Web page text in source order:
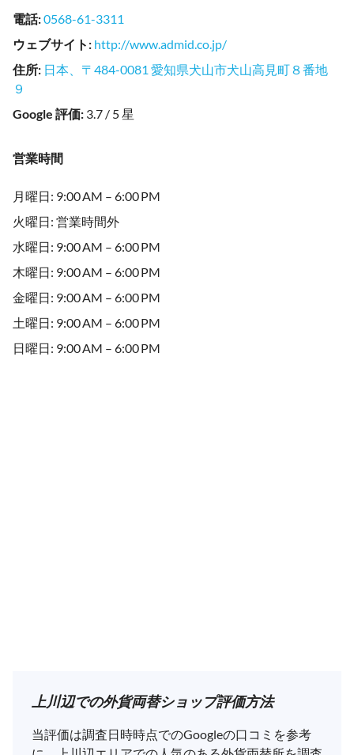
電話:0568-61-3311
ウェブサイト : http://www.admid.co.jp/
住所: 日本、〒484-0081 愛知県犬山市犬山高見町８番地
９
Google 評価: 3.7 / 5 星
営業時間
月曜日: 9:00 AM – 6:00 PM
火曜日: 営業時間外
水曜日: 9:00 AM – 6:00 PM
木曜日: 9:00 AM – 6:00 PM
金曜日: 9:00 AM – 6:00 PM
土曜日: 9:00 AM – 6:00 PM
日曜日: 9:00 AM – 6:00 PM
上川辺での外貨両替ショップ評価方法
当評価は調査日時時点でのGoogleの口コミを参考